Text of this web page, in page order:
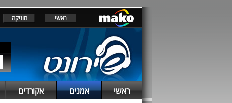
ראשי מוזיקה
ראשי אמנים אקורדים